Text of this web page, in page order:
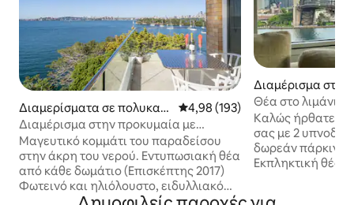
Διαμερίσματα σε πολυκατ
οικία στην πόλη Mosman
Μέση βαθμολογία: 4,98 στα 5,
4,98 (193)
Διαμέρισμα στην προκυμαία με
υπέροχη πανοραμική θέα
Μαγευτικό κομμάτι του παραδείσου
στην άκρη του νερού. Εντυπωσιακή θέα
από κάθε δωμάτιο (Επισκέπτης 2017)
Φωτεινό και ηλιόλουστο, ειδυλλιακό
καταφύγιο δίπλα στη θάλασσα
Διαμέρισμα
billi
Θέα στο λιμάνι
κλάσης -
Καλώς ήρθατε
σας με 2
δωρεάν
Εκπληκτική θέα